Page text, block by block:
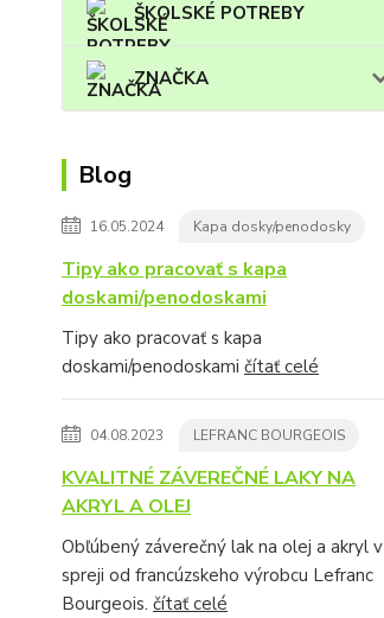
ŠKOLSKÉ POTREBY
ZNAČKA
Blog
16.05.2024 Kapa dosky/penodosky
Tipy ako pracovať s kapa
doskami/penodoskami
Tipy ako pracovať s kapa
doskami/penodoskami čítať celé
04.08.2023 LEFRANC BOURGEOIS
KVALITNÉ ZÁVEREČNÉ LAKY NA
AKRYL A OLEJ
Obľúbený záverečný lak na olej a akryl v
spreji od francúzskeho výrobcu Lefranc
Bourgeois. čítať celé